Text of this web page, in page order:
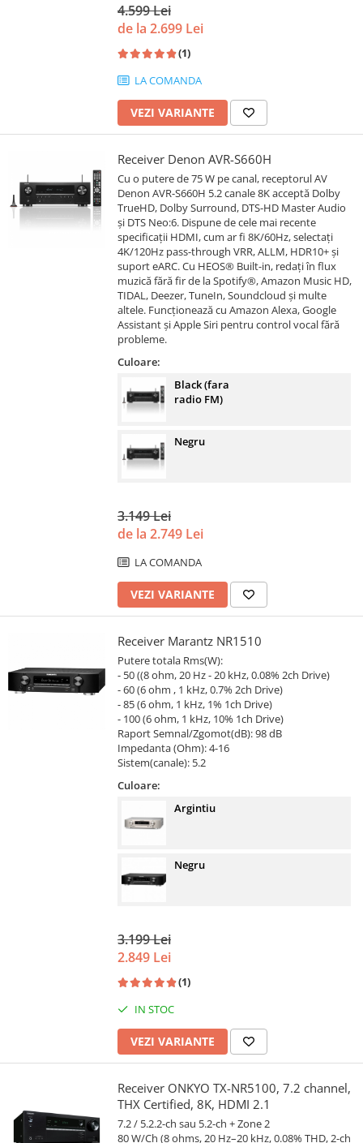
4.599 Lei
de la 2.699 Lei
(1)
LA COMANDA
VEZI VARIANTE
Receiver Denon AVR-S660H
Cu o putere de 75 W pe canal, receptorul AV
Denon AVR-S660H 5.2 canale 8K acceptă Dolby
TrueHD, Dolby Surround, DTS-HD Master Audio
și DTS Neo:6. Dispune de cele mai recente
specificații HDMI, cum ar fi 8K/60Hz, selectați
4K/120Hz pass-through VRR, ALLM, HDR10+ și
suport eARC. Cu HEOS® Built-in, redați în flux
muzică fără fir de la Spotify®, Amazon Music HD,
TIDAL, Deezer, TuneIn, Soundcloud și multe
altele. Funcționează cu Amazon Alexa, Google
Assistant și Apple Siri pentru control vocal fără
probleme.
Culoare:
Black (fara
radio FM)
Negru
3.149 Lei
de la 2.749 Lei
LA COMANDA
VEZI VARIANTE
Receiver Marantz NR1510
Putere totala Rms(W):
- 50 ((8 ohm, 20 Hz - 20 kHz, 0.08% 2ch Drive)
- 60 (6 ohm , 1 kHz, 0.7% 2ch Drive)
- 85 (6 ohm, 1 kHz, 1% 1ch Drive)
- 100 (6 ohm, 1 kHz, 10% 1ch Drive)
Raport Semnal/Zgomot(dB): 98 dB
Impedanta (Ohm): 4-16
Sistem(canale): 5.2
Culoare:
Argintiu
Negru
3.199 Lei
2.849 Lei
(1)
IN STOC
VEZI VARIANTE
Receiver ONKYO TX-NR5100, 7.2 channel,
THX Certified, 8K, HDMI 2.1
7.2 / 5.2.2-ch sau 5.2-ch + Zone 2
80 W/Ch (8 ohms, 20 Hz–20 kHz, 0.08% THD, 2-ch